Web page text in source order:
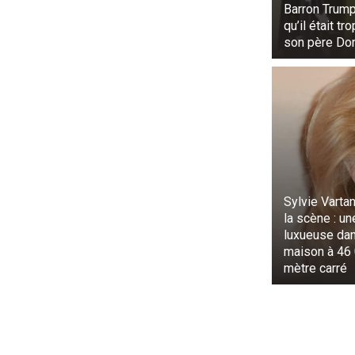
Le billet
d’urgence.
d’activité des
L’histoire
internautes
ne serait
plaisanté en
se poser
pendant 30
d’expliquer
leurs
véritable
Barron
qu’il était
son père
Sylvie
la scène :
luxueuse
maison à 46
mètre carré